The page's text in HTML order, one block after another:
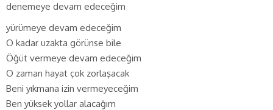
denemeye devam edeceğim
yürümeye devam edeceğim
O kadar uzakta görünse bile
Öğüt vermeye devam edeceğim
O zaman hayat çok zorlaşacak
Beni yıkmana izin vermeyeceğim
Ben yüksek yollar alacağım